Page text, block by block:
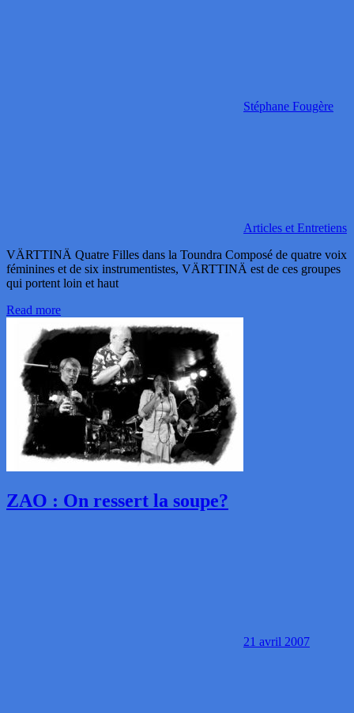
Stéphane Fougère
Articles et Entretiens
VÄRTTINÄ Quatre Filles dans la Toundra Composé de quatre voix
féminines et de six instrumentistes, VÄRTTINÄ est de ces groupes
qui portent loin et haut
Read more
ZAO : On ressert la soupe?
21 avril 2007